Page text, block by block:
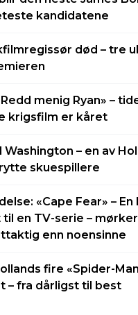
kandidatene
død – tre
menig Ryan» –
krigsfilm er kåret
Washington – en av
skuespillere
«Cape Fear» –
en TV-serie –
enn noensinne
fire «Spider-
– fra dårligst til best